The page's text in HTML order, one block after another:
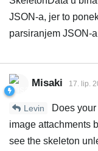
JSON-a, jer to
parsiranjem JSON-
Misaki 17. lip.
Levin
Does
image attachments
see the skeleton